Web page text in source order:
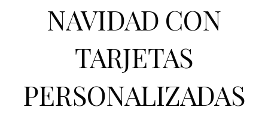
NAVIDAD CON
TARJETAS
PERSONALIZADAS